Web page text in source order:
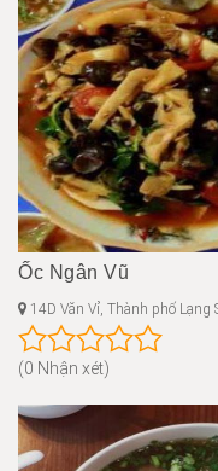
Ốc Ngân Vũ
14D Văn Vỉ, Thành phố Lạng
(0 Nhận xét)